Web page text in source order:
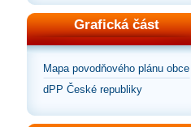
Grafická část
Mapa povodňového plánu obce
dPP České republiky